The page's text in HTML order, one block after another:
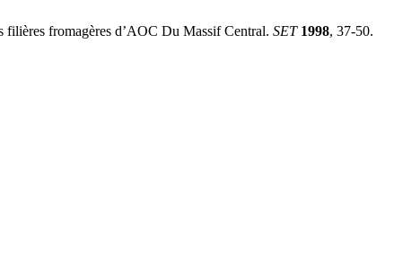
fromagères d’AOC Du Massif Central. SET 1998, 37-50.